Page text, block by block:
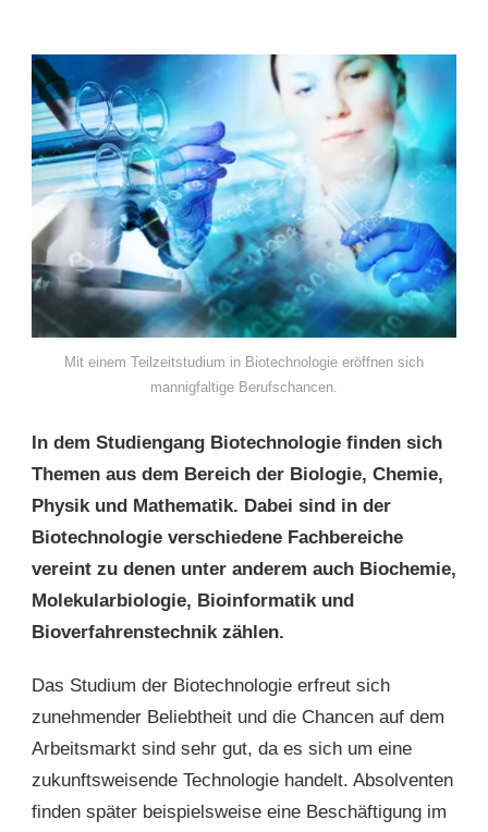
Mit einem Teilzeitstudium in Biotechnologie eröffnen sich
mannigfaltige Berufschancen.
In dem Studiengang Biotechnologie finden sich
Themen aus dem Bereich der Biologie, Chemie,
Physik und Mathematik. Dabei sind in der
Biotechnologie verschiedene Fachbereiche
vereint zu denen unter anderem auch Biochemie,
Molekularbiologie, Bioinformatik und
Bioverfahrenstechnik zählen.
Das Studium der Biotechnologie erfreut sich
zunehmender Beliebtheit und die Chancen auf dem
Arbeitsmarkt sind sehr gut, da es sich um eine
zukunftsweisende Technologie handelt. Absolventen
finden später beispielsweise eine Beschäftigung im